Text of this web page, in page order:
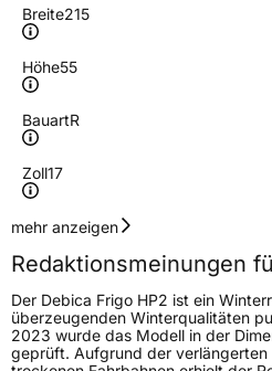
Breite215
Höhe55
BauartR
Zoll17
Geschwindigkeitsindex
Höchstgeschwindigkeit
240 km/h
Lastindex98
Höchstlast750 kg
mehr anzeigen
Redaktionsmeinungen
Der Debica Frigo HP2 ist ein
überzeugenden Winterqualitäten
2023 wurde das Modell in der
geprüft. Aufgrund der verlängerten